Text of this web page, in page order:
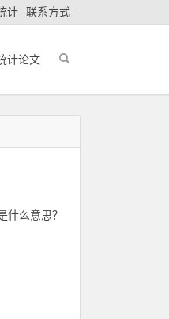
计 联系方式
计论文
什么意思？